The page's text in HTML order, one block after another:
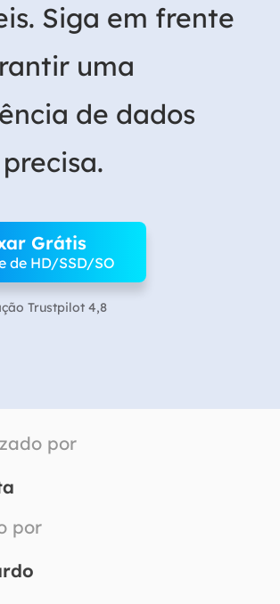
Siga em frente
uma
de dados
Grátis
de HD/SSD/SO
Trustpilot 4,8
por
por